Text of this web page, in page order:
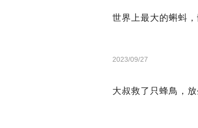
世界上最大的蝌蚪
2023/09/27
大叔救了只蜂鳥，